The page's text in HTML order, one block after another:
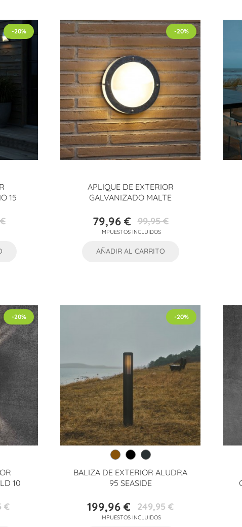
15
-20%
APLIQUE DE EXTERIOR
GALVANIZADO MALTE
Precio
79,96 €Precio
base
99,95 €
IMPUESTOS INCLUIDOS
-20%
AÑADIR AL CARRITO
10
€
-20%
BALIZA DE EXTERIOR ALUDRA
95 SEASIDE
Precio
199,96 €Precio
base
249,95 €
IMPUESTOS INCLUIDOS
-20%